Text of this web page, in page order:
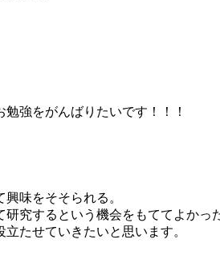
強をがんばりたいです！！！
味をそそられる。
究するという機会をもててよかっ
たせていきたいと思います。